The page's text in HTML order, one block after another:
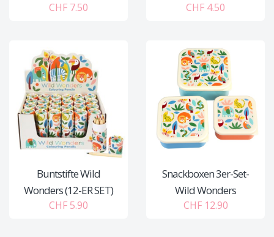
CHF 7.50 CHF 4.50
Buntstifte Wild
Wonders (12-ER SET)
CHF 5.90
Snackboxen 3er-Set-
Wild Wonders
CHF 12.90